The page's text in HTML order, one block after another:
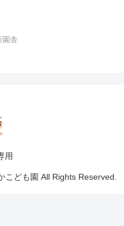
園舎
用
ども園 All Rights Reserved.